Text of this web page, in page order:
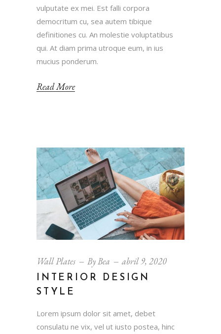
vulputate ex mei. Est falli corpora
democritum cu, sea autem tibique
definitiones cu. An molestie voluptatibus
qui. At diam prima utroque eum, in ius
mucius ponderum.
Read More
Wall Plates ByBea abril 9, 2020
INTERIOR DESIGN
STYLE
Lorem ipsum dolor sit amet, debet
consulatu ne vix, vel ut iusto postea, hinc